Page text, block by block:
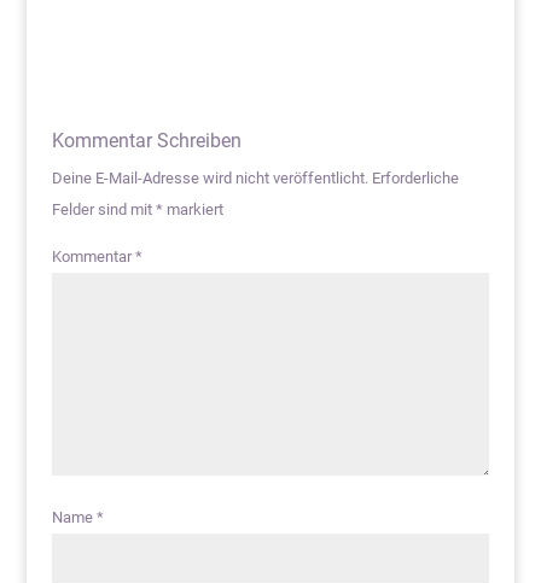
Kommentar Schreiben
Deine E-Mail-Adresse wird nicht veröffentlicht. Erforderliche
Felder sind mit *markiert
Kommentar*
Name *